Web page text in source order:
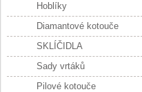
Hoblíky
Diamantové kotouče
SKLÍČIDLA
Sady vrtáků
Pilové kotouče